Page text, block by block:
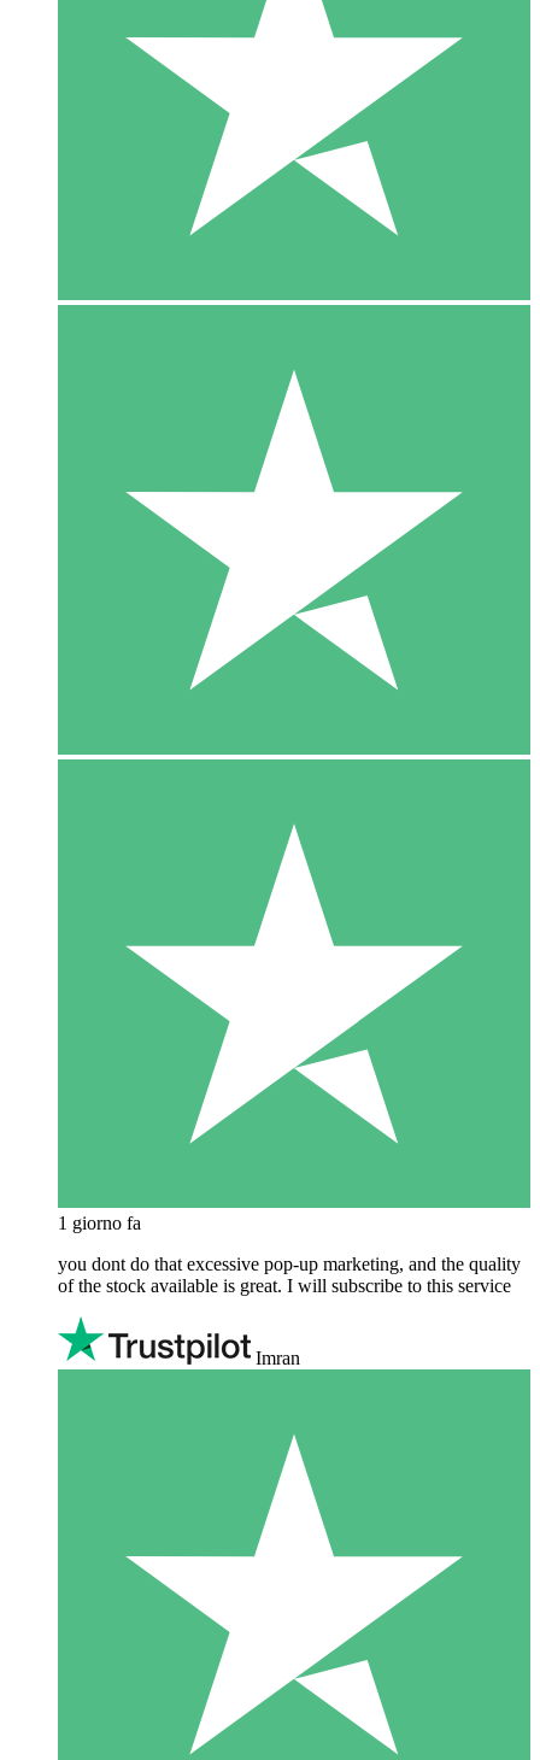
1 giorno fa
you dont do that excessive pop-up marketing, and the quality
of the stock available is great. I will subscribe to this service
Imran